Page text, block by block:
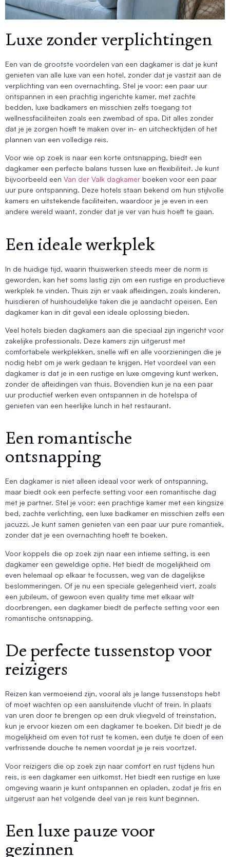
Luxe zonder verplichtingen
Een van de grootste voordelen van een dagkamer is dat je kunt
genieten van alle luxe van een hotel, zonder dat je vastzit aan de
verplichting van een overnachting. Stel je voor: een paar uur
ontspannen in een prachtig ingerichte kamer, met zachte
bedden, luxe badkamers en misschien zelfs toegang tot
wellnessfaciliteiten zoals een zwembad of spa. Dit alles zonder
dat je je zorgen hoeft te maken over in- en uitchecktijden of het
plannen van een volledige reis.
Voor wie op zoek is naar een korte ontsnapping, biedt een
dagkamer een perfecte balans tussen luxe en flexibiliteit. Je kunt
bijvoorbeeld een Van der Valk dagkamer boeken voor een paar
uur pure ontspanning. Deze hotels staan bekend om hun stijlvolle
kamers en uitstekende faciliteiten, waardoor je je even in een
andere wereld waant, zonder dat je ver van huis hoeft te gaan.
Een ideale werkplek
In de huidige tijd, waarin thuiswerken steeds meer de norm is
geworden, kan het soms lastig zijn om een rustige en productieve
werkplek te vinden. Thuis zijn er vaak afleidingen, zoals kinderen,
huisdieren of huishoudelijke taken die je aandacht opeisen. Een
dagkamer kan in dit geval een ideale oplossing bieden.
Veel hotels bieden dagkamers aan die speciaal zijn ingericht voor
zakelijke professionals. Deze kamers zijn uitgerust met
comfortabele werkplekken, snelle wifi en alle voorzieningen die je
nodig hebt om je werk gedaan te krijgen. Het voordeel van een
dagkamer is dat je in een rustige en luxe omgeving kunt werken,
zonder de afleidingen van thuis. Bovendien kun je na een paar
uur productief werken even ontspannen in de hotelspa of
genieten van een heerlijke lunch in het restaurant.
Een romantische
ontsnapping
Een dagkamer is niet alleen ideaal voor werk of ontspanning,
maar biedt ook een perfecte setting voor een romantische dag
met je partner. Stel je voor: een prachtige kamer met een kingsize
bed, zachte verlichting, een luxe badkamer en misschien zelfs een
jacuzzi. Je kunt samen genieten van een paar uur pure romantiek,
zonder dat je een overnachting hoeft te boeken.
Voor koppels die op zoek zijn naar een intieme setting, is een
dagkamer een geweldige optie. Het biedt de mogelijkheid om
even helemaal op elkaar te focussen, weg van de dagelijkse
beslommeringen. Of je nu een speciale gelegenheid viert, zoals
een jubileum, of gewoon even quality time met elkaar wilt
doorbrengen, een dagkamer biedt de perfecte setting voor een
romantische ontsnapping.
De perfecte tussenstop voor
reizigers
Reizen kan vermoeiend zijn, vooral als je lange tussenstops hebt
of moet wachten op een aansluitende vlucht of trein. In plaats
van uren door te brengen op een druk vliegveld of treinstation,
kun je ervoor kiezen om een dagkamer te boeken. Dit biedt je de
mogelijkheid om even tot rust te komen, een dutje te doen of een
verfrissende douche te nemen voordat je je reis voortzet.
Voor reizigers die op zoek zijn naar comfort en rust tijdens hun
reis, is een dagkamer een uitkomst. Het biedt een rustige en luxe
omgeving waarin je kunt ontspannen en opladen, zodat je fris en
uitgerust aan het volgende deel van je reis kunt beginnen.
Een luxe pauze voor
gezinnen